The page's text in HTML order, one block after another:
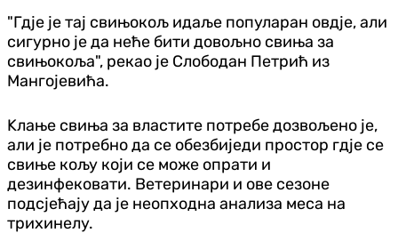
"Гдје је тај свињокољ идаље популаран овдје, али
сигурно је да неће бити довољно свиња за
свињокоља", рекао је Слободан Петрић из
Мангојевића.
Kлање свиња за властите потребе дозвољено је,
али је потребно да се обезбиједи простор гдје се
свиње кољу који се може опрати и
дезинфековати. Ветеринари и ове сезоне
подсјећају да је неопходна анализа меса на
трихинелу.